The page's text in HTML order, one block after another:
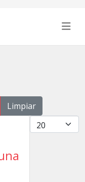
Limpiar
Cantidad